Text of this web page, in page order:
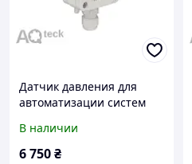
Датчик давления для
автоматизации систем
мА/0...10 В
В наличии
6 750₴